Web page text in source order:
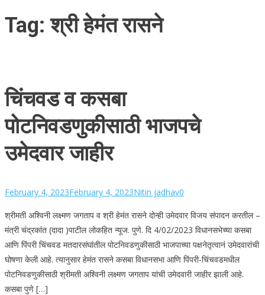
Tag:श्री हेमंत रासने
चिंचवड व कसबा
पोटनिवडणुकीसाठी भाजपचे
उमेदवार जाहीर
February 4, 2023February 4, 2023Nitin jadhav0
श्रीमती अश्विनी लक्ष्मण जगताप व श्री हेमंत रासने दोन्ही उमेदवार विजय संपादन करतील –
मंत्री चंद्रकांत (दादा )पाटील लोकहित न्यूज. पुणे. दि 4/02/2023 विधानसभेच्या कसबा
आणि पिंपरी चिंचवड मतदारसंघांतील पोटनिवडणुकीसाठी भाजपाच्या पक्षनेतृत्वानं उमेदवारांची
घोषणा केली आहे. त्यानुसार हेमंत रासने कसबा विधानसभा आणि पिंपरी-चिंचवडमधील
पोटनिवडणुकीसाठी श्रीमती अश्विनी लक्ष्मण जगताप यांची उमेदवारी जाहीर झाली आहे.
कसबा पुणे […]